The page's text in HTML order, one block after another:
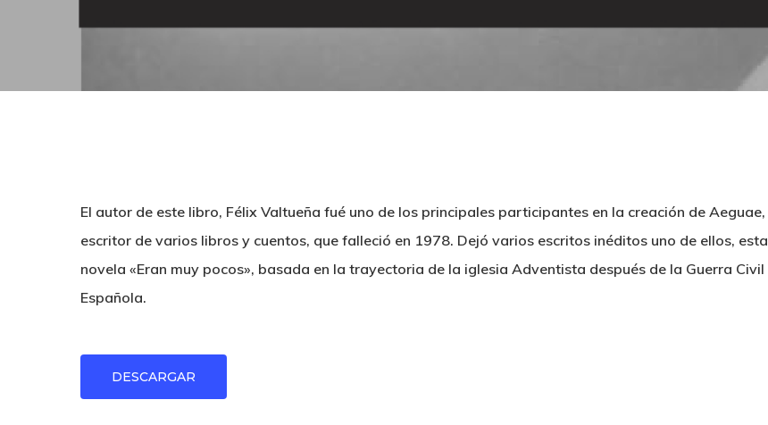
El autor de este libro, Félix Valtueña fué uno de los principales participantes en la creación de Aeguae,
escritor de varios libros y cuentos, que falleció en 1978. Dejó varios escritos inéditos uno de ellos, esta
novela «Eran muy pocos», basada en la trayectoria de la iglesia Adventista después de la Guerra Civil
Española.
DESCARGAR